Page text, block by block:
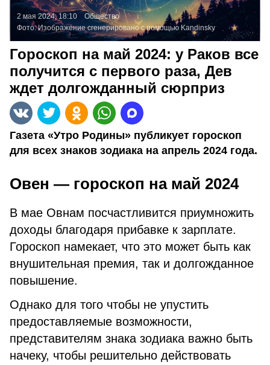
2 мая 2024, 18:10
Общество
Фото:Изображение сгенерировано с помощью Kandinsky
Гороскоп на май 2024: у Раков все
получится с первого раза, Дев
ждет долгожданный сюрприз
Газета «Утро Родины» публикует гороскоп
для всех знаков зодиака на апрель 2024 года.
Овен — гороскоп на май 2024
В мае Овнам посчастливится приумножить
доходы благодаря прибавке к зарплате.
Гороскоп намекает, что это может быть как
внушительная премия, так и долгожданное
повышение.
Однако для того чтобы не упустить
предоставляемые возможности,
представителям знака зодиака важно быть
начеку, чтобы решительно действовать